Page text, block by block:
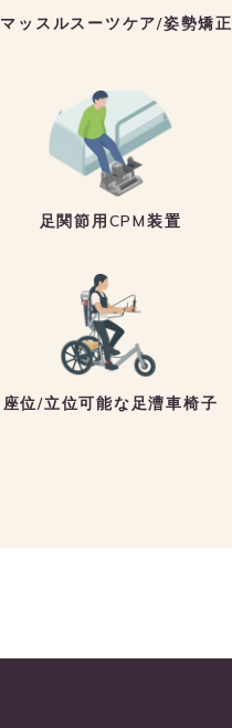
マッスルスーツケア/姿勢矯正
足関節用CPM装置
座位/立位可能な足漕車椅子